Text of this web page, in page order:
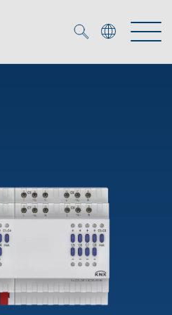
e movimentos
LUXORliving